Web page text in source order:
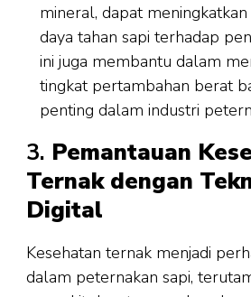
mineral, dapat
daya tahan sapi terhadap
ini juga membantu dalam
tingkat pertambahan berat
penting dalam industri
3. Pemantauan
Ternak dengan
Digital
Kesehatan ternak menjadi
dalam peternakan sapi,